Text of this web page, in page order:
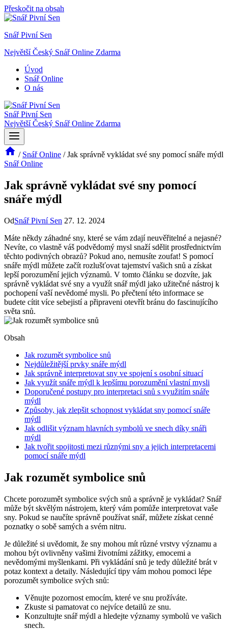
Přeskočit na obsah
Snář Pivní Sen
Největší Český Snář Online Zdarma
Úvod
Snář Online
O nás
Snář Pivní Sen
Největší Český Snář Online Zdarma
/ Snář Online / Jak správně vykládat své sny pomocí snáře mýdl
Snář Online
Jak správně vykládat své sny pomocí
snáře mýdl
OdSnář Pivní Sen 27. 12. 2024
Máte ⁣někdy ⁣záhadné sny, které se⁢ vám ‍zdají⁤ neuvěřitelné a nejasné?
Nevíte, co vlastně váš podvědomý mysl⁢ snaží sdělit prostřednictvím
těchto podivných obrazů? Pokud ano, nemusíte zoufat! S‍ pomocí
snáře‌ mýdl můžete ⁤začít⁣ rozlušťovat tajemství vašich snů a ⁤získat
lepší ⁢porozumění jejich významů. V tomto článku se dozvíte, jak
správně​ vykládat své sny a ‌využít ⁤snář mýdl jako užitečné nástroj k
pochopení vaší ‍nevědomé mysli. Po přečtení této informace se
budete cítit ‌více ⁣sebejistí⁢ a‌ připraveni otevřít bránu do fascinujícího
světa snů.
Obsah
Jak rozumět symbolice⁣ snů
Nejdůležitější prvky snáře mýdl
Jak správně interpretovat‍ sny ve spojení s osobní situací
Jak využít snáře mýdl k‌ lepšímu porozumění vlastní ‌mysli
Doporučené postupy pro interpretaci snů⁤ s využitím snáře
mýdl
Způsoby, jak ⁣zlepšit schopnost vykládat sny pomocí snáře
mýdl
Jak odlišit‍ význam hlavních symbolů ve ⁢snech díky snáři
mýdl
Jak tvořit⁢ spojitosti⁤ mezi různými sny ⁣a ‍jejich interpretacemi⁤
pomocí snáře ⁣mýdl
Jak rozumět symbolice⁣ snů
Chcete porozumět symbolice svých snů a správně je vykládat? ‍Snář
může být skvělým nástrojem, který vám pomůže interpretovat vaše‍
sny. Pokud‌ se naučíte správně používat snář, můžete⁢ získat cenné
poznatky o sobě samých a svém ‍nitru.
Je⁤ důležité si uvědomit, že​ sny mohou mít různé ‍vrstvy významu‌ a​
mohou být ovlivněny vašimi​ životními zážitky,‍ emocemi a
nevědomými myšlenkami. ​Při⁢ vykládání snů je tedy důležité brát v
⁣potaz kontext ​a detaily. Následující‍ tipy‍ vám mohou pomoci lépe⁣
porozumět⁤ symbolice svých snů:
Věnujte pozornost⁢ emocím, které ‌ve snu prožíváte.
Zkuste si pamatovat co ‍nejvíce​ detailů ze‍ snu.
Konzultujte snář mýdl a hledejte významy symbolů ve vašich
⁢snech.